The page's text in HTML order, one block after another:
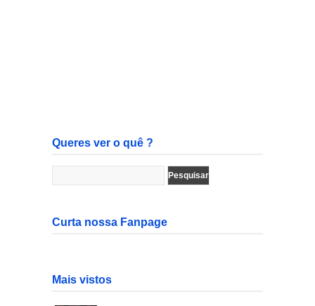
Queres ver o quê ?
Curta nossa Fanpage
Mais vistos